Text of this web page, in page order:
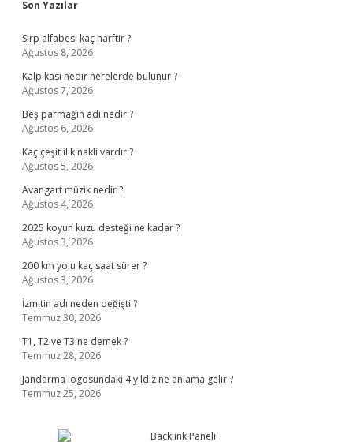
Sidebar
Son Yazılar
Sırp alfabesi kaç harftir ?
Ağustos 8, 2026
Kalp kası nedir nerelerde bulunur ?
Ağustos 7, 2026
Beş parmağın adı nedir ?
Ağustos 6, 2026
Kaç çeşit ilik nakli vardır ?
Ağustos 5, 2026
Avangart müzik nedir ?
Ağustos 4, 2026
2025 koyun kuzu desteği ne kadar ?
Ağustos 3, 2026
200 km yolu kaç saat sürer ?
Ağustos 3, 2026
İzmitin adı neden değişti ?
Temmuz 30, 2026
T1, T2 ve T3 ne demek ?
Temmuz 28, 2026
Jandarma logosundaki 4 yıldız ne anlama gelir ?
Temmuz 25, 2026